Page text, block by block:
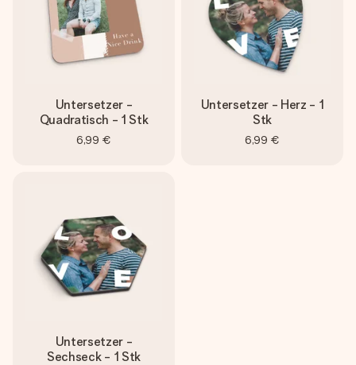
Untersetzer -
Quadratisch - 1 Stk
6,99 €
Untersetzer - Herz - 1
Stk
6,99 €
Untersetzer -
Sechseck - 1 Stk